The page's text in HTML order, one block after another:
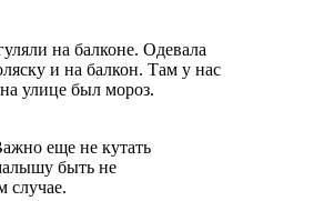
на балконе. Одевала
и на балкон. Там у нас
улице был мороз.
еще не кутать
быть не
случае.